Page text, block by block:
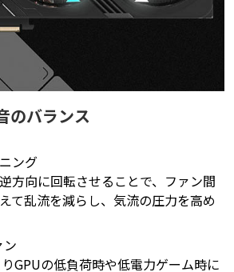
のバランス
ング
方向に回転させることで、ファン間
て乱流を減らし、気流の圧力を高め
ン
GPUの低負荷時や低電力ゲーム時に